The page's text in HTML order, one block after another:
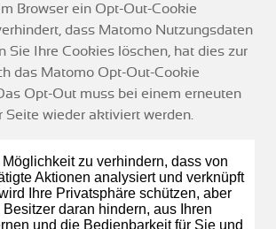
Browser ein Opt-Out-Cookie
dass Matomo Nutzungsdaten
Sie Ihre Cookies löschen, hat dies zur
das Matomo Opt-Out-Cookie
Opt-Out muss bei einem erneuten
Seite wieder aktiviert werden.